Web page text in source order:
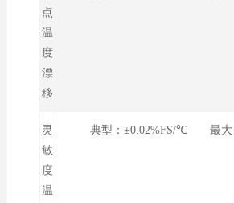
点
温
度
漂
移
灵
敏
度
温
典型：±0.02%FS/℃ 最大